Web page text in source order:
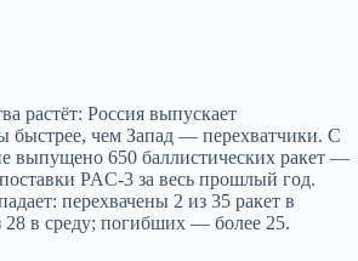
растёт: Россия выпускает
быстрее, чем Запад — перехватчики. С
выпущено 650 баллистических ракет —
PAC‑3 за весь прошлый год.
перехвачены 2 из 35 ракет в
28 в среду; погибших — более 25.